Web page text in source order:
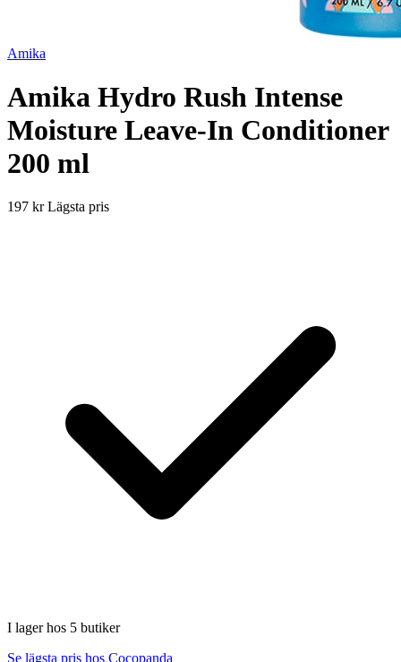
Amika
Amika Hydro Rush Intense
Moisture Leave-In Conditioner
200 ml
197 kr Lägsta pris
I lager hos 5 butiker
Se lägsta pris hos Cocopanda